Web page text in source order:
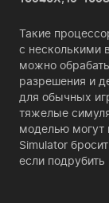
Такие
с несколькими
можно
разрешения и
для обычных
тяжелые
моделью могут
Simulator
если